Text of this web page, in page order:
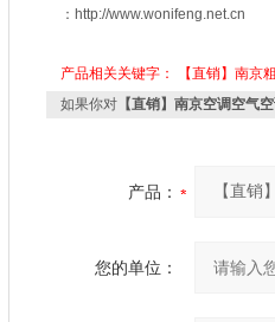
：http://www.wonifeng.net.cn
产品相关关键字：
【直销】南京
如果你对【直销】南京空调空气
产品：
您的单位：